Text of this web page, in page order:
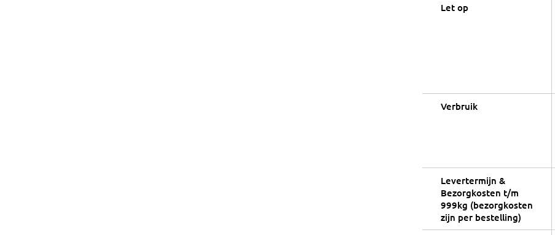
Let op
Verbruik
Levertermijn &
Bezorgkosten t/m
999kg (bezorgkosten
zijn per bestelling)